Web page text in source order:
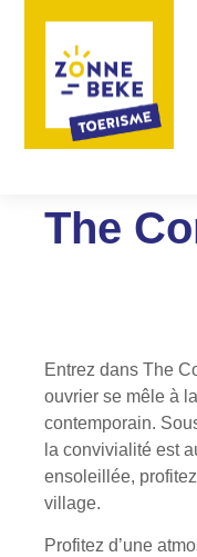
The
Entrez dans The
ouvrier se mêle à
contemporain.
la convivialité est
ensoleillée,
village.
Profitez d’une